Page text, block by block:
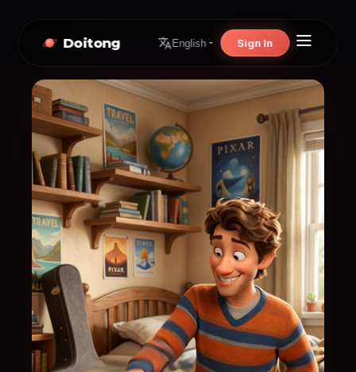
Doitong English Sign In